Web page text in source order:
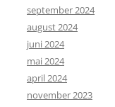
september 2024
august 2024
juni 2024
mai 2024
april 2024
november 2023